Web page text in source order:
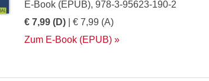
E-Book (EPUB), 978-3-95623-190-2
€ 7,99 (D) | € 7,99 (A)
Zum E-Book (EPUB)